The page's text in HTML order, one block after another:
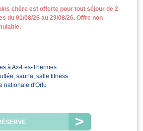
chère est offerte pour tout séjour de 2
du 01/08/26 au 29/08/26. Offre non
à Ax-Les-Thermes
sauna, salle fitness
nationale d'Orlu